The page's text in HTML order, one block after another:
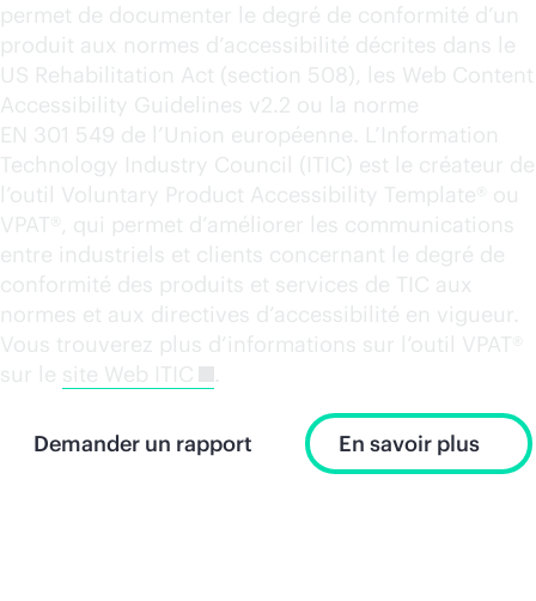
permet de documenter le degré de conformité d’un
produit aux normes d’accessibilité décrites dans le
US Rehabilitation Act (section 508), les Web Content
Accessibility Guidelines v2.2 ou la norme
EN 301 549 de l’Union européenne. L’Information
Technology Industry Council (ITIC) est le créateur de
l’outil Voluntary Product Accessibility Template® ou
VPAT®, qui permet d’améliorer les communications
entre industriels et clients concernant le degré de
conformité des produits et services de TIC aux
normes et aux directives d’accessibilité en vigueur.
Vous trouverez plus d’informations sur l’outil VPAT®
sur le site Web ITIC .
Demander un rapport En savoir plus